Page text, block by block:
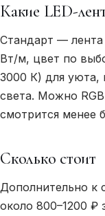
Какие LED-
Стандарт — лента
Вт/м, цвет по
3000 К) для уюта,
света. Можно
смотрится менее
Сколько стоит
Дополнительно к
около 800–1200 ₽